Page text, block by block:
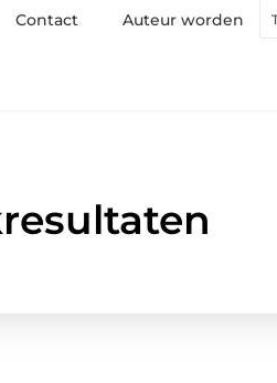
Contact Auteur worden